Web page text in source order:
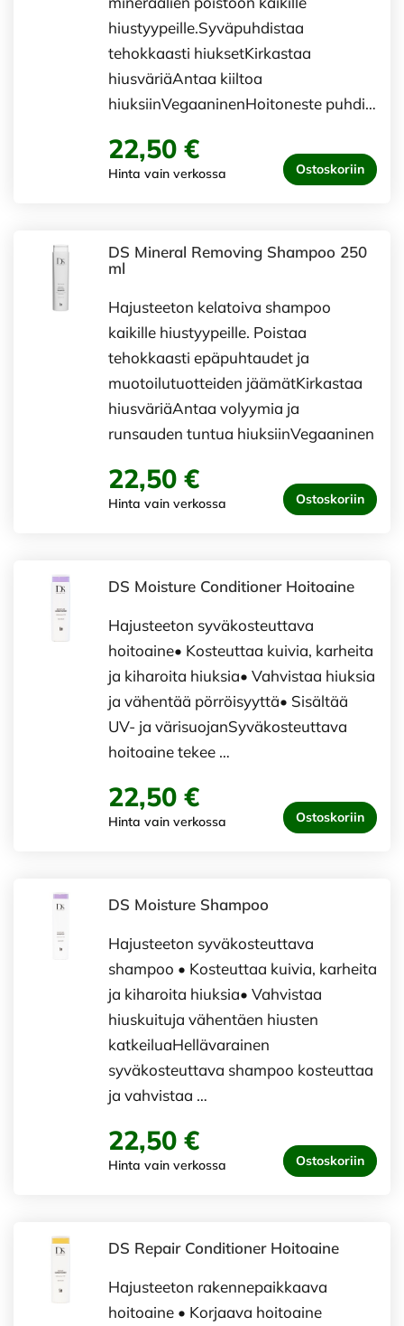
hiustyypeille.Syväpuhdistaa
tehokkaasti hiuksetKirkastaa
hiusväriäAntaa kiiltoa
hiuksiinVegaaninenHoitoneste puhdi…
22,50 €
Hinta vain verkossa Ostoskoriin
DS Mineral Removing Shampoo 250
ml
Hajusteeton kelatoiva shampoo
kaikille hiustyypeille. Poistaa
tehokkaasti epäpuhtaudet ja
muotoilutuotteiden jäämätKirkastaa
hiusväriäAntaa volyymia ja
runsauden tuntua hiuksiinVegaaninen
22,50 €
Hinta vain verkossa Ostoskoriin
DS Moisture Conditioner Hoitoaine
Hajusteeton syväkosteuttava
hoitoaine• Kosteuttaa kuivia, karheita
ja kiharoita hiuksia• Vahvistaa hiuksia
ja vähentää pörröisyyttä• Sisältää
UV- ja värisuojanSyväkosteuttava
hoitoaine tekee …
22,50 €
Hinta vain verkossa Ostoskoriin
DS Moisture Shampoo
Hajusteeton syväkosteuttava
shampoo • Kosteuttaa kuivia, karheita
ja kiharoita hiuksia• Vahvistaa
hiuskuituja vähentäen hiusten
katkeiluaHellävarainen
syväkosteuttava shampoo kosteuttaa
ja vahvistaa …
22,50 €
Hinta vain verkossa Ostoskoriin
DS Repair Conditioner Hoitoaine
Hajusteeton rakennepaikkaava
hoitoaine • Korjaava hoitoaine